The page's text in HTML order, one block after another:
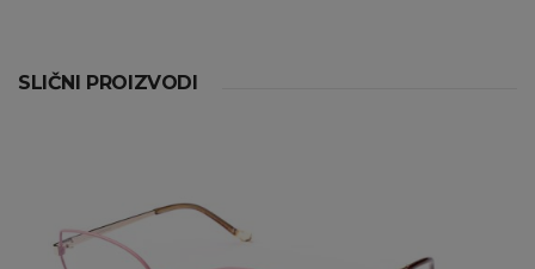
SLIČNI PROIZVODI